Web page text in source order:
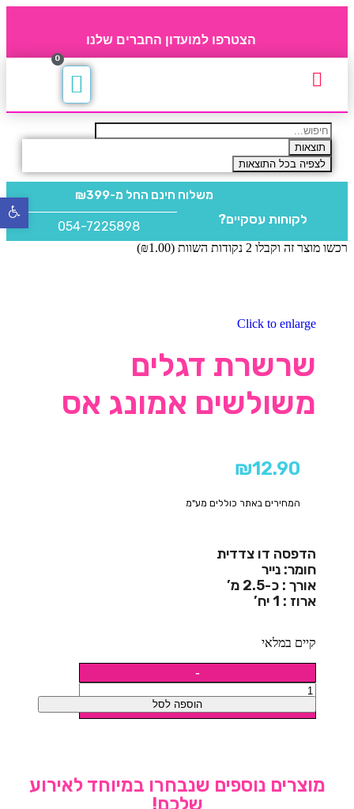
הצטרפו למועדון החברים שלנו
0
תוצאות
לצפיה בכל התוצאות
משלוח חינם החל מ-₪399
לקוחות עסקיים? 054-7225898
רכשו מוצר זה וקבלו 2 נקודות השוות ( ₪1.00
)
Click to enlarge
שרשרת דגלים
משולשים אמונג אס
₪12.90
המחירים באתר כוללים מע"מ
הדפסה דו צדדית
חומר: נייר
אורך : כ-2.5 מ’
ארוז : 1 יח’
קיים במלאי
הוספה לסל
מוצרים נוספים שנבחרו במיוחד לאירוע
שלכם!
פתח